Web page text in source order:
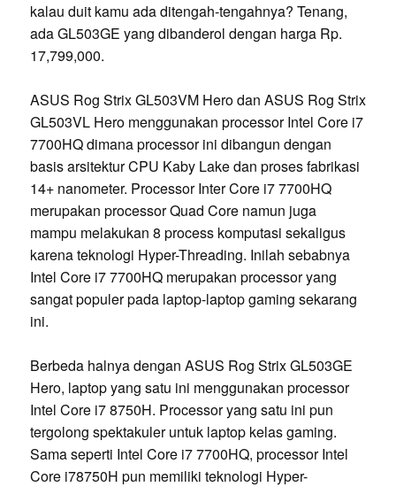
kalau duit kamu ada ditengah-tengahnya? Tenang,
ada GL503GE yang dibanderol dengan harga Rp.
17,799,000.
ASUS Rog Strix GL503VM Hero dan ASUS Rog Strix
GL503VL Hero menggunakan processor Intel Core i7
7700HQ dimana processor ini dibangun dengan
basis arsitektur CPU Kaby Lake dan proses fabrikasi
14+ nanometer. Processor Inter Core i7 7700HQ
merupakan processor Quad Core namun juga
mampu melakukan 8 process komputasi sekaligus
karena teknologi Hyper-Threading. Inilah sebabnya
Intel Core i7 7700HQ merupakan processor yang
sangat populer pada laptop-laptop gaming sekarang
ini.
Berbeda halnya dengan ASUS Rog Strix GL503GE
Hero, laptop yang satu ini menggunakan processor
Intel Core i7 8750H. Processor yang satu ini pun
tergolong spektakuler untuk laptop kelas gaming.
Sama seperti Intel Core i7 7700HQ, processor Intel
Core i78750H pun memiliki teknologi Hyper-